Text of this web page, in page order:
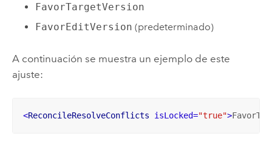
FavorTargetVersion
FavorEditVersion (predeterminado)
A continuación se muestra un ejemplo de este
ajuste:
<ReconcileResolveConflicts isLocked="true">